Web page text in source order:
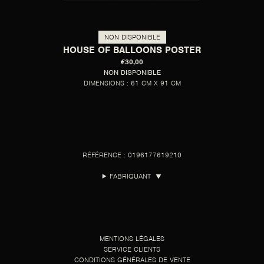
NON DISPONIBLE
HOUSE OF BALLOONS POSTER
€30,00
NON DISPONIBLE
DIMENSIONS : 61 CM X 91 CM
RÉFÉRENCE : 0196177619210
FABRIQUANT▼
MENTIONS LÉGALES
SERVICE CLIENTS
CONDITIONS GÉNÉRALES DE VENTE